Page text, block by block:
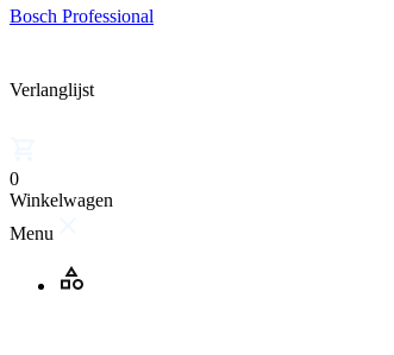
Bosch Professional
Verlanglijst
0
Winkelwagen
Menu